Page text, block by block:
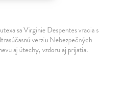
sa Virginie Despentes vracia s
verziu Nebezpečných
aj útechy, vzdoru aj prijatia.